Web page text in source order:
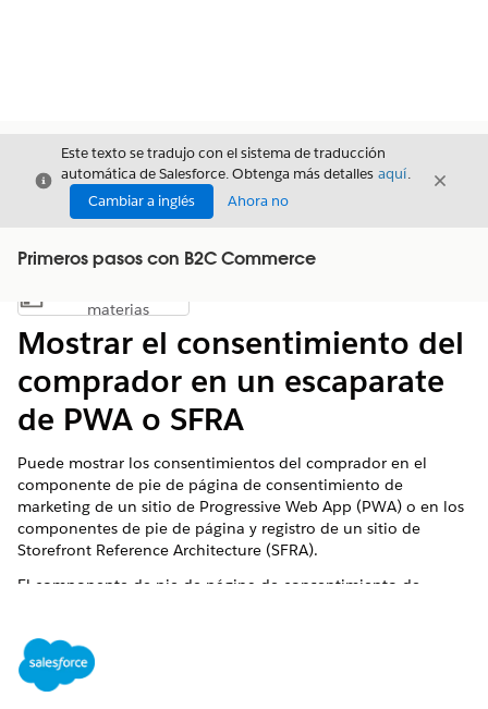
Cerrar
Este texto se tradujo con el sistema de traducción
automática de Salesforce. Obtenga más detalles aquí.
Cambiar a inglés
Ahora no
Cerrar
Primeros pasos con B2C Commerce
Mostrar índice de materias
materias
Mostrar el consentimiento del
comprador en un escaparate
de PWA o SFRA
Puede mostrar los consentimientos del comprador en el
componente de pie de página de consentimiento de
marketing de un sitio de Progressive Web App (PWA) o en los
componentes de pie de página y registro de un sitio de
Storefront Reference Architecture (SFRA).
El componente de pie de página de consentimiento de
de PWA, consulte
el proyecto de código abierto PWA Kit hospedado en GitHub.
Para obtener más información sobre los almacenes de SFRA,